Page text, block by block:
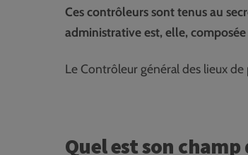
Ces contrôleurs sont tenus au
administrative est, elle,
Le Contrôleur général des lieux
Quel est son champ